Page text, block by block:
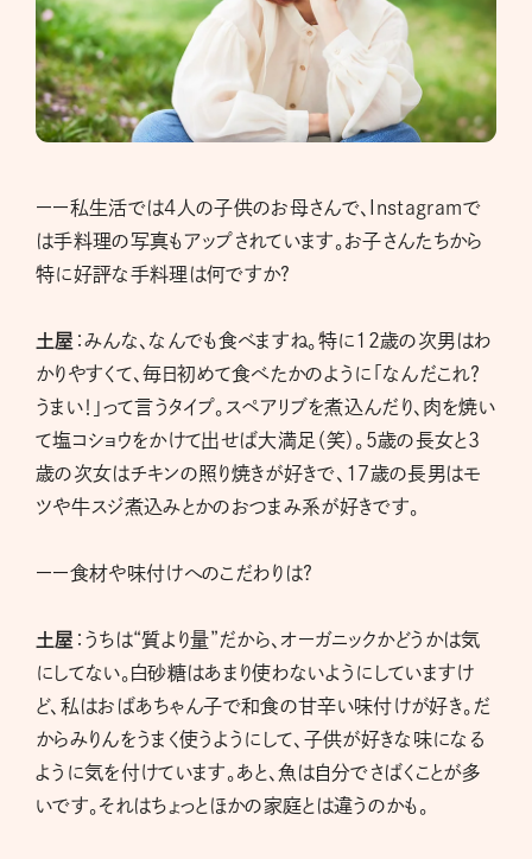
ーー私生活では4人の子供のお母さんで、Instagramで
は手料理の写真もアップされています。お子さんたちから
特に好評な手料理は何ですか?
土屋 ：みんな、なんでも食べますね。特に12歳の次男はわ
かりやすくて、毎日初めて食べたかのように「なんだこれ？
うまい！」って言うタイプ。スペアリブを煮込んだり、肉を焼い
て塩コショウをかけて出せば大満足（笑）。５歳の長女と３
歳の次女はチキンの照り焼きが好きで、17歳の長男はモ
ツや牛スジ煮込みとかのおつまみ系が好きです。
ーー食材や味付けへのこだわりは?
土屋 ：うちは“質より量”だから、オーガニックかどうかは気
にしてない。白砂糖はあまり使わないようにしていますけ
ど、私はおばあちゃん子で和食の甘辛い味付けが好き。だ
からみりんをうまく使うようにして、子供が好きな味になる
ように気を付けています。あと、魚は自分でさばくことが多
いです。それはちょっとほかの家庭とは違うのかも。